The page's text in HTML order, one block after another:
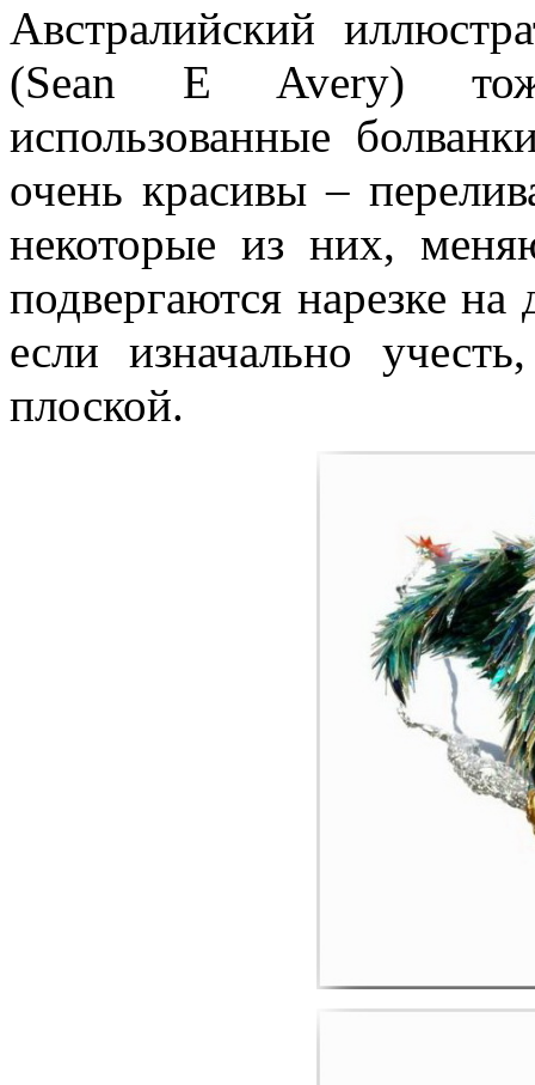
Австралийский
(Sean E Avery)
использованные
очень красивы –
некоторые из них,
подвергаются нарезке
если изначально
плоской.